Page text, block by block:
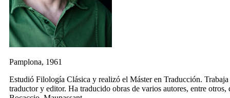
Pamplona, 1961
Estudió Filología Clásica y realizó el Máster en Traducción.
traductor y editor. Ha traducido obras de varios autores, entre